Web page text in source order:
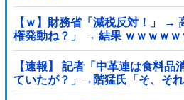
【ｗ】財務省「減税反対！」 →
権発動ね？」 → 結果 ｗｗｗｗｗ
【速報】 記者「中革連は食料品
ていたが？」→階猛氏「そ、そ
付き」